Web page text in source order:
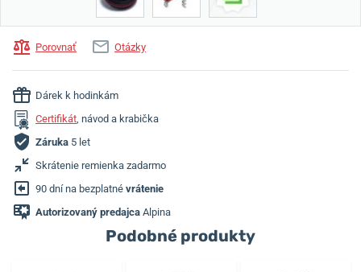
Porovnať Otázky
Dárek k hodinkám
Certifikát, návod a krabička
Záruka 5 let
Skrátenie remienka zadarmo
90 dní na bezplatné vrátenie
Autorizovaný predajca Alpina
Podobné produkty